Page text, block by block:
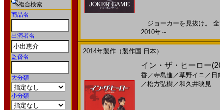
複合検索
商品名
出演者名
監督名
大分類
小分類
ジョーカーを見抜け。
2010年～
2014年製作（製作国 日本）
イン・ザ・ヒーロー
香 ／寺島進 ／草野イニ ／ 日
／松方弘樹／和久井映見